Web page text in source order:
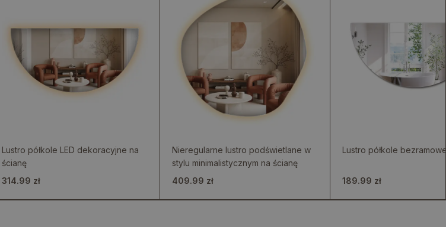
Lustro półkole LED dekoracyjne na
ścianę
314.99 zł
Nieregularne lustro podświetlane w
stylu minimalistycznym na ścianę
409.99 zł
Lustro półkole
189.99 zł